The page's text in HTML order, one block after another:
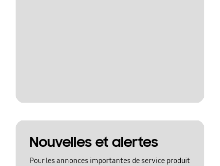
Nouvelles et alertes
Pour les annonces importantes de service produit